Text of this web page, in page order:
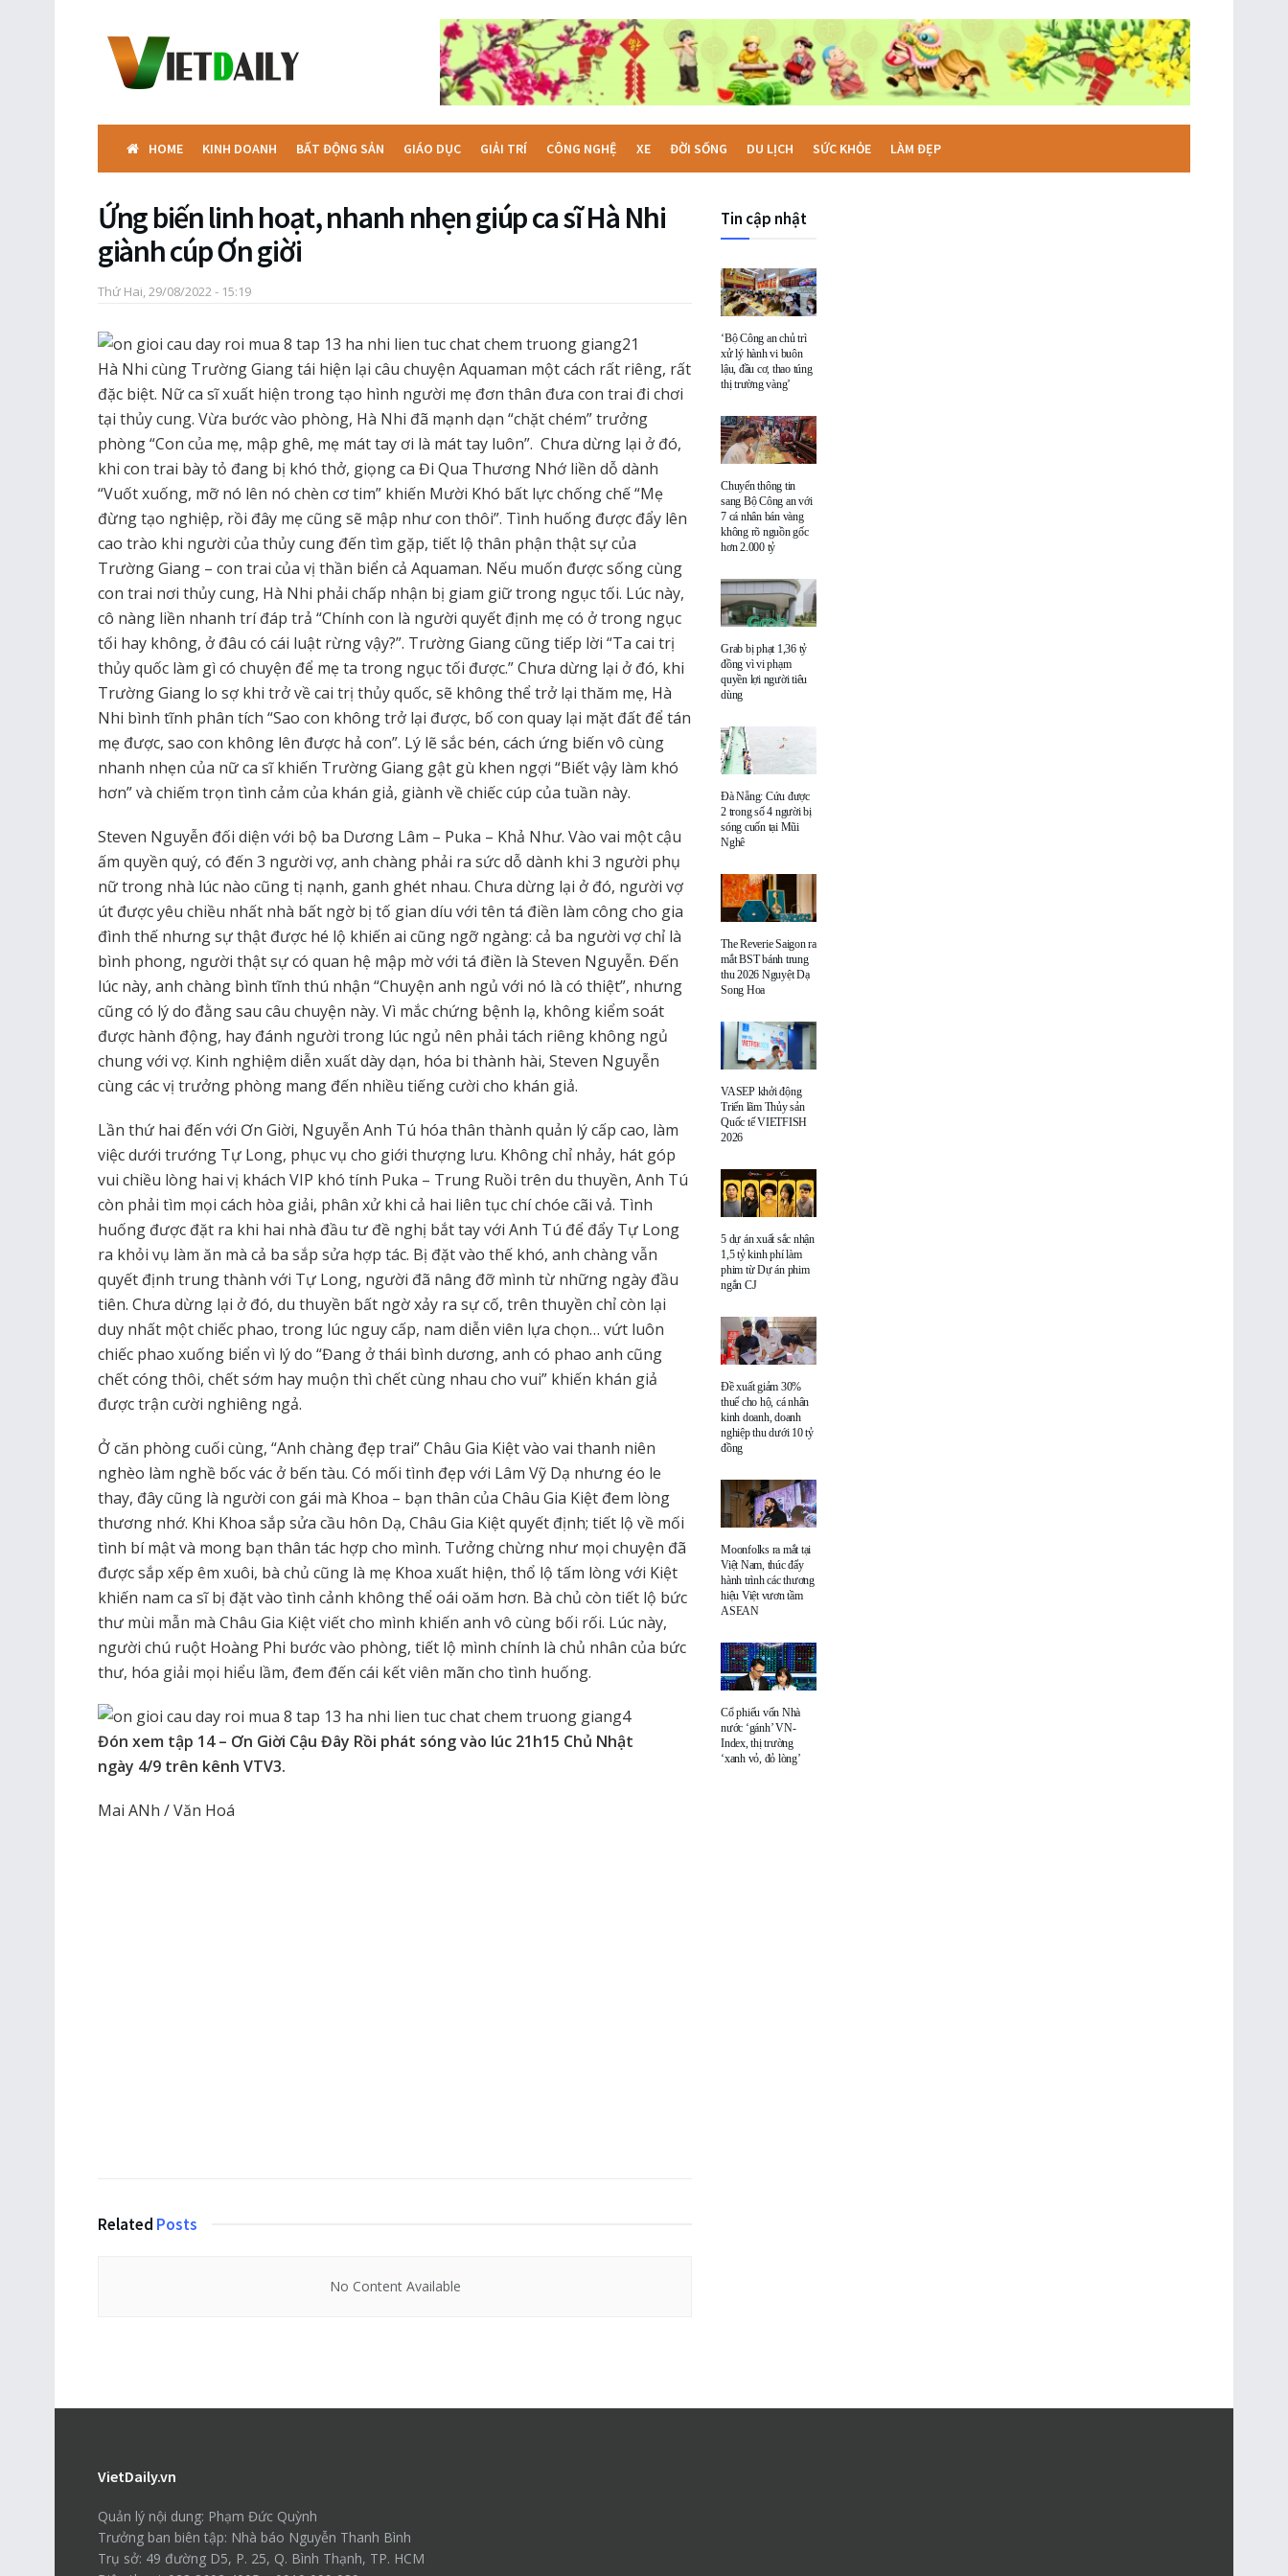
HOME KINH DOANH BẤT ĐỘNG SẢN GIÁO DỤC GIẢI TRÍ CÔNG NGHỆ XE ĐỜI SỐNG DU LỊCH SỨC KHỎE LÀM ĐẸP
Ứng biến linh hoạt, nhanh nhẹn giúp ca sĩ Hà Nhi
giành cúp Ơn giời
Thứ Hai, 29/08/2022 - 15:19
Hà Nhi cùng Trường Giang tái hiện lại câu chuyện Aquaman một cách rất riêng, rất
đặc biệt. Nữ ca sĩ xuất hiện trong tạo hình người mẹ đơn thân đưa con trai đi chơi
tại thủy cung. Vừa bước vào phòng, Hà Nhi đã mạnh dạn “chặt chém” trưởng
phòng “Con của mẹ, mập ghê, mẹ mát tay ơi là mát tay luôn”. Chưa dừng lại ở đó,
khi con trai bày tỏ đang bị khó thở, giọng ca Đi Qua Thương Nhớ liền dỗ dành
“Vuốt xuống, mỡ nó lên nó chèn cơ tim” khiến Mười Khó bất lực chống chế “Mẹ
đừng tạo nghiệp, rồi đây mẹ cũng sẽ mập như con thôi”. Tình huống được đẩy lên
cao trào khi người của thủy cung đến tìm gặp, tiết lộ thân phận thật sự của
Trường Giang – con trai của vị thần biển cả Aquaman. Nếu muốn được sống cùng
con trai nơi thủy cung, Hà Nhi phải chấp nhận bị giam giữ trong ngục tối. Lúc này,
cô nàng liền nhanh trí đáp trả “Chính con là người quyết định mẹ có ở trong ngục
tối hay không, ở đâu có cái luật rừng vậy?”. Trường Giang cũng tiếp lời “Ta cai trị
thủy quốc làm gì có chuyện để mẹ ta trong ngục tối được.” Chưa dừng lại ở đó, khi
Trường Giang lo sợ khi trở về cai trị thủy quốc, sẽ không thể trở lại thăm mẹ, Hà
Nhi bình tĩnh phân tích “Sao con không trở lại được, bố con quay lại mặt đất để tán
mẹ được, sao con không lên được hả con”. Lý lẽ sắc bén, cách ứng biến vô cùng
nhanh nhẹn của nữ ca sĩ khiến Trường Giang gật gù khen ngợi “Biết vậy làm khó
hơn” và chiếm trọn tình cảm của khán giả, giành về chiếc cúp của tuần này.
Steven Nguyễn đối diện với bộ ba Dương Lâm – Puka – Khả Như. Vào vai một cậu
ấm quyền quý, có đến 3 người vợ, anh chàng phải ra sức dỗ dành khi 3 người phụ
nữ trong nhà lúc nào cũng tị nạnh, ganh ghét nhau. Chưa dừng lại ở đó, người vợ
út được yêu chiều nhất nhà bất ngờ bị tố gian díu với tên tá điền làm công cho gia
đình thế nhưng sự thật được hé lộ khiến ai cũng ngỡ ngàng: cả ba người vợ chỉ là
bình phong, người thật sự có quan hệ mập mờ với tá điền là Steven Nguyễn. Đến
lúc này, anh chàng bình tĩnh thú nhận “Chuyện anh ngủ với nó là có thiệt”, nhưng
cũng có lý do đằng sau câu chuyện này. Vì mắc chứng bệnh lạ, không kiểm soát
được hành động, hay đánh người trong lúc ngủ nên phải tách riêng không ngủ
chung với vợ. Kinh nghiệm diễn xuất dày dạn, hóa bi thành hài, Steven Nguyễn
cùng các vị trưởng phòng mang đến nhiều tiếng cười cho khán giả.
Lần thứ hai đến với Ơn Giời, Nguyễn Anh Tú hóa thân thành quản lý cấp cao, làm
việc dưới trướng Tự Long, phục vụ cho giới thượng lưu. Không chỉ nhảy, hát góp
vui chiều lòng hai vị khách VIP khó tính Puka – Trung Ruồi trên du thuyền, Anh Tú
còn phải tìm mọi cách hòa giải, phân xử khi cả hai liên tục chí chóe cãi vả. Tình
huống được đặt ra khi hai nhà đầu tư đề nghị bắt tay với Anh Tú để đẩy Tự Long
ra khỏi vụ làm ăn mà cả ba sắp sửa hợp tác. Bị đặt vào thế khó, anh chàng vẫn
quyết định trung thành với Tự Long, người đã nâng đỡ mình từ những ngày đầu
tiên. Chưa dừng lại ở đó, du thuyền bất ngờ xảy ra sự cố, trên thuyền chỉ còn lại
duy nhất một chiếc phao, trong lúc nguy cấp, nam diễn viên lựa chọn… vứt luôn
chiếc phao xuống biển vì lý do “Đang ở thái bình dương, anh có phao anh cũng
chết cóng thôi, chết sớm hay muộn thì chết cùng nhau cho vui” khiến khán giả
được trận cười nghiêng ngả.
Ở căn phòng cuối cùng, “Anh chàng đẹp trai” Châu Gia Kiệt vào vai thanh niên
nghèo làm nghề bốc vác ở bến tàu. Có mối tình đẹp với Lâm Vỹ Dạ nhưng éo le
thay, đây cũng là người con gái mà Khoa – bạn thân của Châu Gia Kiệt đem lòng
thương nhớ. Khi Khoa sắp sửa cầu hôn Dạ, Châu Gia Kiệt quyết định; tiết lộ về mối
tình bí mật và mong bạn thân tác hợp cho mình. Tưởng chừng như mọi chuyện đã
được sắp xếp êm xuôi, bà chủ cũng là mẹ Khoa xuất hiện, thổ lộ tấm lòng với Kiệt
khiến nam ca sĩ bị đặt vào tình cảnh không thể oái oăm hơn. Bà chủ còn tiết lộ bức
thư mùi mẫn mà Châu Gia Kiệt viết cho mình khiến anh vô cùng bối rối. Lúc này,
người chú ruột Hoàng Phi bước vào phòng, tiết lộ mình chính là chủ nhân của bức
thư, hóa giải mọi hiểu lầm, đem đến cái kết viên mãn cho tình huống.
Đón xem tập 14 – Ơn Giời Cậu Đây Rồi phát sóng vào lúc 21h15 Chủ Nhật
ngày 4/9 trên kênh VTV3.
Mai ANh / Văn Hoá
Related Posts
No Content Available
Tin cập nhật
‘Bộ Công an chủ trì
xử lý hành vi buôn
lậu, đầu cơ, thao túng
thị trường vàng’
Chuyển thông tin
sang Bộ Công an với
7 cá nhân bán vàng
không rõ nguồn gốc
hơn 2.000 tỷ
Grab bị phạt 1,36 tỷ
đồng vì vi phạm
quyền lợi người tiêu
dùng
Đà Nẵng: Cứu được
2 trong số 4 người bị
sóng cuốn tại Mũi
Nghê
The Reverie Saigon ra
mắt BST bánh trung
thu 2026 Nguyệt Dạ
Song Hoa
VASEP khởi động
Triển lãm Thủy sản
Quốc tế VIETFISH
2026
5 dự án xuất sắc nhận
1,5 tỷ kinh phí làm
phim từ Dự án phim
ngắn CJ
Đề xuất giảm 30%
thuế cho hộ, cá nhân
kinh doanh, doanh
nghiệp thu dưới 10 tỷ
đồng
Moonfolks ra mắt tại
Việt Nam, thúc đẩy
hành trình các thương
hiệu Việt vươn tầm
ASEAN
Cổ phiếu vốn Nhà
nước ‘gánh’ VN-
Index, thị trường
‘xanh vỏ, đỏ lòng’
VietDaily.vn
Quản lý nội dung: Phạm Đức Quỳnh
Trưởng ban biên tập: Nhà báo Nguyễn Thanh Bình
Trụ sở: 49 đường D5, P. 25, Q. Bình Thạnh, TP. HCM